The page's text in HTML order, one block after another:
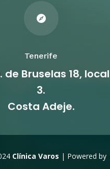

Tenerife
de Bruselas 18, local
3.
Costa Adeje.
Clínica Varos | Powered by